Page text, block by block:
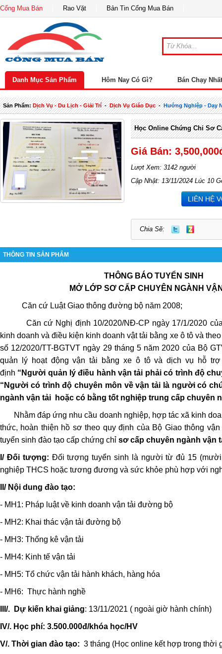
Cổng Mua Bán Rao Vặt Bản Tin Cổng Mua Bán
Danh Mục Sản Phẩm Hôm Nay Có Gì? Bán Chạy Nhất
Sản Phẩm:Dịch Vụ - Du Lịch - Giải Trí-Dịch Vụ Giáo Dục-Hướng Nghiệp - Dạy
Học Online Chứng Chỉ Sơ
Giá Bán:
Lượt Xem: 3142 người
Cập Nhật: 13/11/2024 Lúc 10
LIÊN HỆ
Chia Sẽ:
THÔNG TIN SẢN PHẨM
THÔNG BÁO TUYỂN SINH
MỞ LỚP SƠ CẤP CHUYÊN NGÀNH
Căn cứ Luật Giao thông đường bộ năm 2008;
Căn cứ Nghị định 10/2020/NĐ-CP ngày 17/1/2020
kinh doanh và điều kiện kinh doanh vật tải bằng xe ô tô và
số 12/2020/TT-BGTVT ngày 29 tháng 5 năm 2020 của Bộ
quản lý hoạt động vận tải bằng xe ô tô và dịch vụ hỗ
định “Người quản lý điều hành vận tải phải có trình độ
“Người có trình độ chuyên môn về vận tải là người có
ngành vận tải hoặc có bằng tốt nghiệp trung cấp chuyên
Nhằm đáp ứng nhu cầu doanh nghiệp, hợp tác xã kinh
thức, hoàn thiện hồ sơ theo quy định của Bộ Giao thông
tuyển sinh đào tạo cấp chứng chỉ sơ cấp chuyên ngành vận
I/ Đối tượng: Đối tượng tuyển sinh là người từ đủ 15
nghiệp THCS hoặc tương đương và sức khỏe phù hợp với
II/ Nội dung đào tạo:
- MH1: Pháp luật về kinh doanh vận tải đường bộ
- MH2: Khai thác vận tải đường bộ
- MH3: Thống kê vận tải
- MH4: Kinh tế vận tải
- MH5: Tổ chức vận tải hành khách, hàng hóa
- MH6: Thực hành nghề
III/. Dự kiến khai giảng: 13/11/2021 ( ngoài giờ hành chính)
IV/. Học phí: 3.500.000đ/khóa học/HV
V/. Thời gian đào tạo: 3 tháng (Học online kết hợp trong thời